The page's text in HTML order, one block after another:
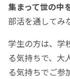
集まって世の中
部活を通してみ
学生の方は、学
る気持ちで、大
る気持ちでご参